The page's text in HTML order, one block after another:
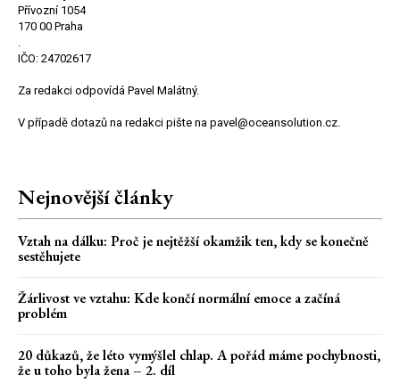
Přívozní 1054
170 00 Praha
.
IČO: 24702617
Za redakci odpovídá Pavel Malátný.
V případě dotazů na redakci pište na pavel@oceansolution.cz.
Nejnovější články
Vztah na dálku: Proč je nejtěžší okamžik ten, kdy se konečně
sestěhujete
Žárlivost ve vztahu: Kde končí normální emoce a začíná
problém
20 důkazů, že léto vymýšlel chlap. A pořád máme pochybnosti,
že u toho byla žena – 2. díl